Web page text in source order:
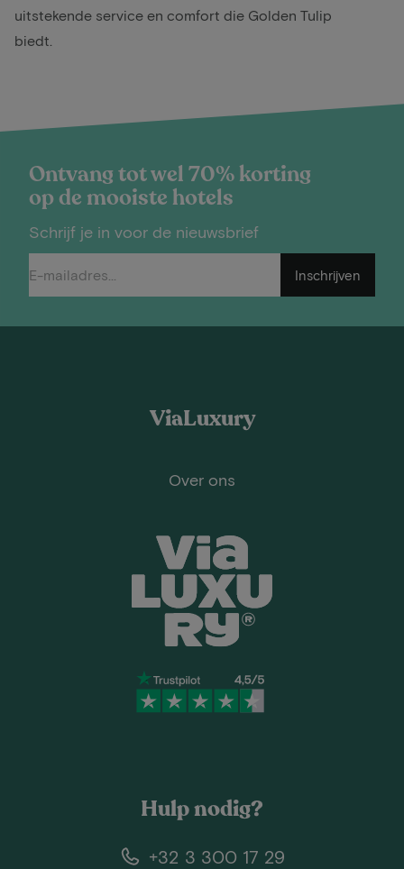
uitstekende service en comfort die Golden Tulip
biedt.
Ontvang tot wel 70% korting
op de mooiste hotels
Schrijf je in voor de nieuwsbrief
Inschrijven
ViaLuxury
Over ons
Hulp nodig?
+32 3 300 17 29